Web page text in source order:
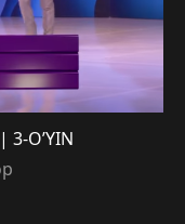
O’YIN